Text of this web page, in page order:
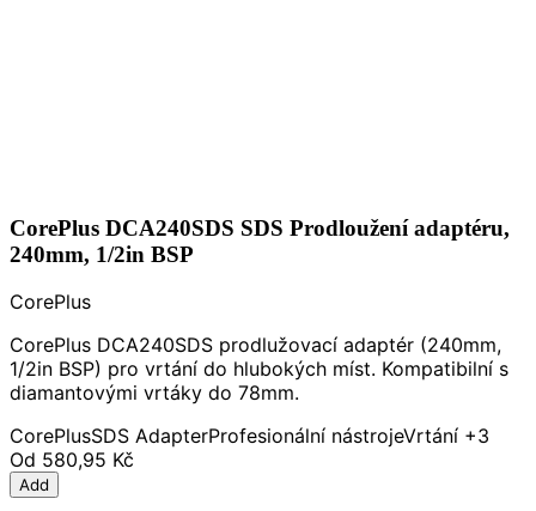
CorePlus DCA240SDS SDS Prodloužení adaptéru,
240mm, 1/2in BSP
CorePlus
CorePlus DCA240SDS prodlužovací adaptér (240mm,
1/2in BSP) pro vrtání do hlubokých míst. Kompatibilní s
diamantovými vrtáky do 78mm.
CorePlusSDS AdapterProfesionální nástrojeVrtání +3
Od 580,95 Kč
Add